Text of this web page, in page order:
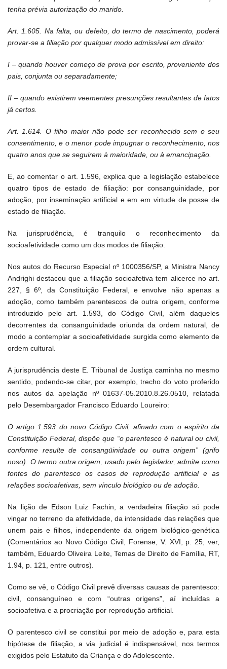
tenha prévia autorização do marido.
Art. 1.605. Na falta, ou defeito, do termo de nascimento, poderá
provar-se a filiação por qualquer modo admissível em direito:
I – quando houver começo de prova por escrito, proveniente dos
pais, conjunta ou separadamente;
II – quando existirem veementes presunções resultantes de fatos
já certos.
Art. 1.614. O filho maior não pode ser reconhecido sem o seu
consentimento, e o menor pode impugnar o reconhecimento, nos
quatro anos que se seguirem à maioridade, ou à emancipação.
E, ao comentar o art. 1.596, explica que a legislação estabelece
quatro tipos de estado de filiação: por consanguinidade, por
adoção, por inseminação artificial e em em virtude de posse de
estado de filiação.
Na jurisprudência, é tranquilo o reconhecimento da
socioafetividade como um dos modos de filiação.
Nos autos do Recurso Especial nº 1000356/SP, a Ministra Nancy
Andrighi destacou que a filiação socioafetiva tem alicerce no art.
227, § 6º, da Constituição Federal, e envolve não apenas a
adoção, como também parentescos de outra origem, conforme
introduzido pelo art. 1.593, do Código Civil, além daqueles
decorrentes da consanguinidade oriunda da ordem natural, de
modo a contemplar a socioafetividade surgida como elemento de
ordem cultural.
A jurisprudência deste E. Tribunal de Justiça caminha no mesmo
sentido, podendo-se citar, por exemplo, trecho do voto proferido
nos autos da apelação nº 01637-05.2010.8.26.0510, relatada
pelo Desembargador Francisco Eduardo Loureiro:
O artigo 1.593 do novo Código Civil, afinado com o espírito da
Constituição Federal, dispõe que “o parentesco é natural ou civil,
conforme resulte de consangüinidade ou outra origem” (grifo
noso). O termo outra origem, usado pelo legislador, admite como
fontes do parentesco os casos de reprodução artificial e as
relações socioafetivas, sem vínculo biológico ou de adoção.
Na lição de Edson Luiz Fachin, a verdadeira filiação só pode
vingar no terreno da afetividade, da intensidade das relações que
unem pais e filhos, independente da origem biológico-genética
(Comentários ao Novo Código Civil, Forense, V. XVI, p. 25; ver,
também, Eduardo Oliveira Leite, Temas de Direito de Família, RT,
1.94, p. 121, entre outros).
Como se vê, o Código Civil prevê diversas causas de parentesco:
civil, consanguíneo e com “outras origens”, aí incluídas a
socioafetiva e a procriação por reprodução artificial.
O parentesco civil se constitui por meio de adoção e, para esta
hipótese de filiação, a via judicial é indispensável, nos termos
exigidos pelo Estatuto da Criança e do Adolescente.